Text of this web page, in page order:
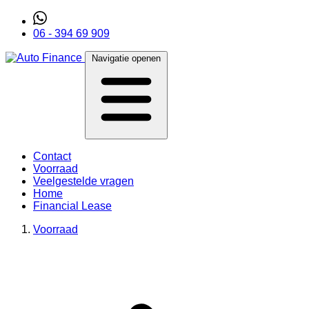
06 - 394 69 909
Navigatie openen
Contact
Voorraad
Veelgestelde vragen
Home
Financial Lease
Voorraad